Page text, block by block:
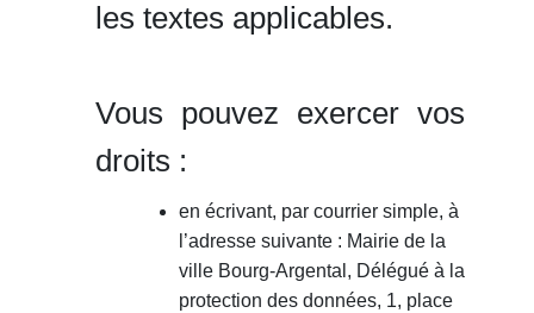
les textes applicables.
Vous pouvez exercer vos
droits :
en écrivant, par courrier simple, à
l’adresse suivante : Mairie de la
ville Bourg-Argental, Délégué à la
protection des données, 1, place